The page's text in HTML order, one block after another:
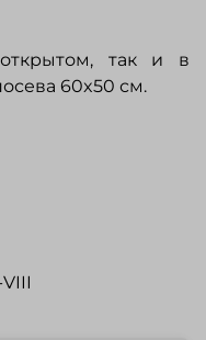
так и в
60x50 см.